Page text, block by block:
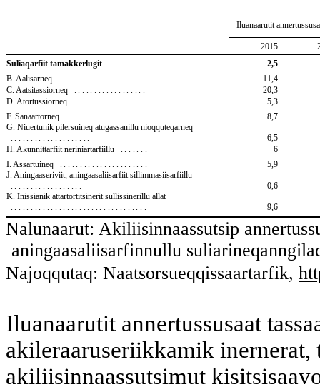
Iluanaarutit
2015
Suliaqarfiit tamakkerlugit ............
2,5
B. Aalisarneq
...................... 11,4
C. Aatsitassiorneq
..................
-20,3
D. Atortussiorneq
................... 5,3
F. Sanaartorneq
....................
8,7
G. Niuertunik pilersuineq atugassanillu nioqquteqarneq
....................
6,5
H. Akunnittarfiit neriniartarfiillu
....... 6
I. Assartuineq
......................
5,9
J. Aningaaseriviit, aningaasaliisarfiit sillimmasiisarfiillu
..................
0,6
K. Inissianik attartortitsinerit sullissinerillu allat
..................................
-9,6
Nalunaarut: Akiliisinnaassutsip
aningaasaliisarfinnullu
Najoqqutaq: Naatsorsueqqissaartarfik,
Iluanaarutit annertussusaat
akileraaruseriikkamik inernerat,
akiliisinnaassutsimut